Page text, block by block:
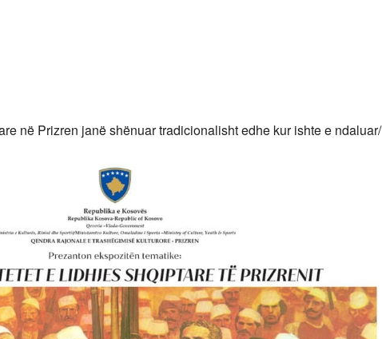
në Prizren janë shënuar tradicionalisht edhe kur ishte e ndaluar/